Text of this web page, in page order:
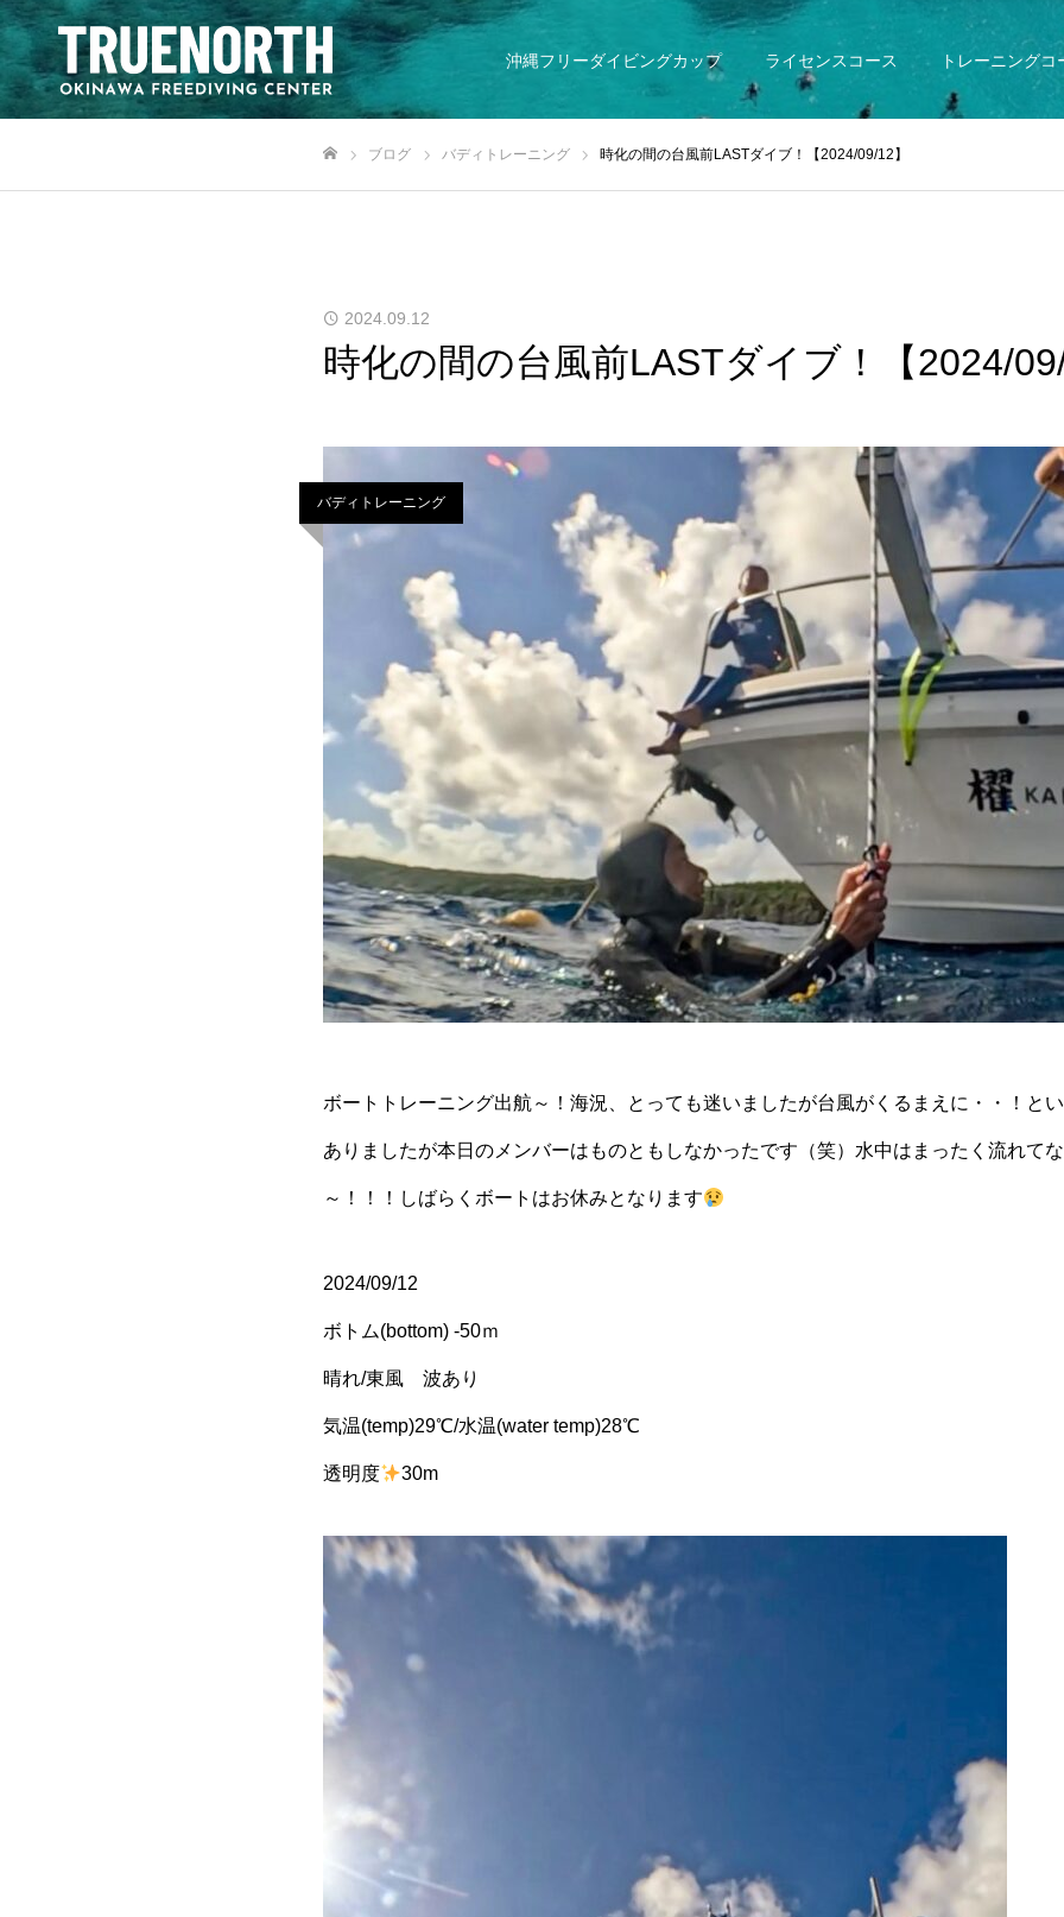
沖縄フリーダイビングカップ ライセンスコース トレーニングコ
ブログ バディトレーニング 時化の間の台風前LASTダイブ！【2024/09/12】
2024.09.12
時化の間の台風前LASTダイブ！【2024/09/
バディトレーニング
ボートトレーニング出航～！海況、とっても迷いましたが台風がくるまえに・・！と
ありましたが本日のメンバーはものともしなかったです（笑）水中はまったく流れて
～！！！しばらくボートはお休みとなります
2024/09/12
ボトム(bottom) -50ｍ
晴れ/東風 波あり
気温(temp)29℃/水温(water temp)28℃
透明度 30m